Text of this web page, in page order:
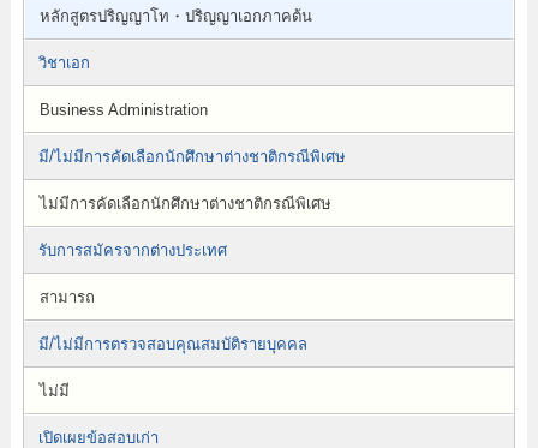
หลักสูตรปริญญาโท・ปริญญาเอกภาคต้น
วิชาเอก
Business Administration
มี/ไม่มีการคัดเลือกนักศึกษาต่างชาติกรณีพิเศษ
ไม่มีการคัดเลือกนักศึกษาต่างชาติกรณีพิเศษ
รับการสมัครจากต่างประเทศ
สามารถ
มี/ไม่มีการตรวจสอบคุณสมบัติรายบุคคล
ไม่มี
เปิดเผยข้อสอบเก่า